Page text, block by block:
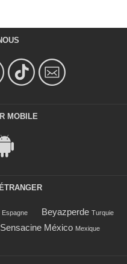
MOBILE
Espagne Beyazperde Turquie
Sensacine México Mexique